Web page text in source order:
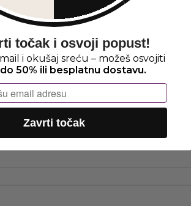
točak i osvoji popust!
i okušaj sreću – možeš osvojiti
50% ili besplatnu dostavu.
Zavrti točak